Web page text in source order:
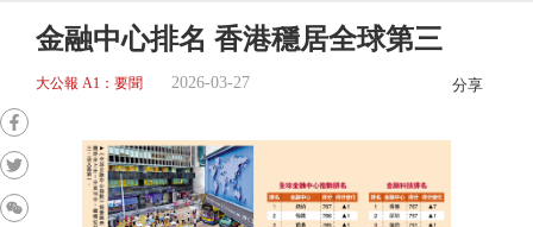
金融中心排名 香港穩居全球第三
大公報 A1：要聞 2026-03-27 分享